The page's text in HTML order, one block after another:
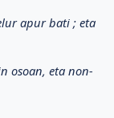
apur bati ; eta
osoan, eta non-